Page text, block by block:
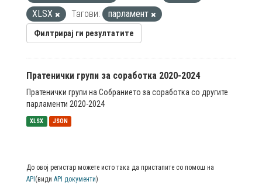
XLSX
Тагови: парламент
Филтрирај ги резултатите
Пратенички групи за соработка 2020-2024
Пратенички групи на Собранието за соработка со другите
парламенти 2020-2024
XLSX JSON
До овој регистар можете исто така да пристапите со помош на
API (види API документи)